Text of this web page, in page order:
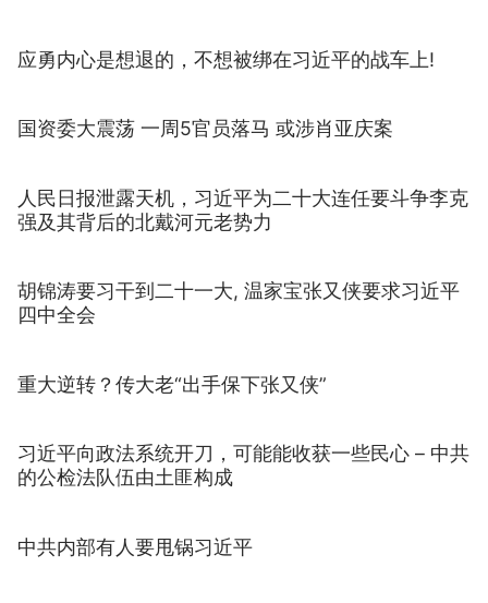
应勇内心是想退的，不想被绑在习近平的战车上!
国资委大震荡 一周5官员落马 或涉肖亚庆案
人民日报泄露天机，习近平为二十大连任要斗争李克
强及其背后的北戴河元老势力
胡锦涛要习干到二十一大, 温家宝张又侠要求习近平
四中全会
重大逆转？传大老“出手保下张又侠”
习近平向政法系统开刀，可能能收获一些民心 – 中共
的公检法队伍由土匪构成
中共内部有人要甩锅习近平